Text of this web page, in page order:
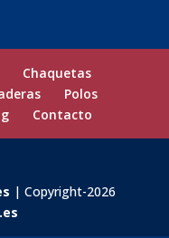
Chaquetas
Polos
Contacto
| Copyright-2026